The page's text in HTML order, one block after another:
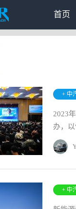
首页
+ 中
2023
办，
+ 中